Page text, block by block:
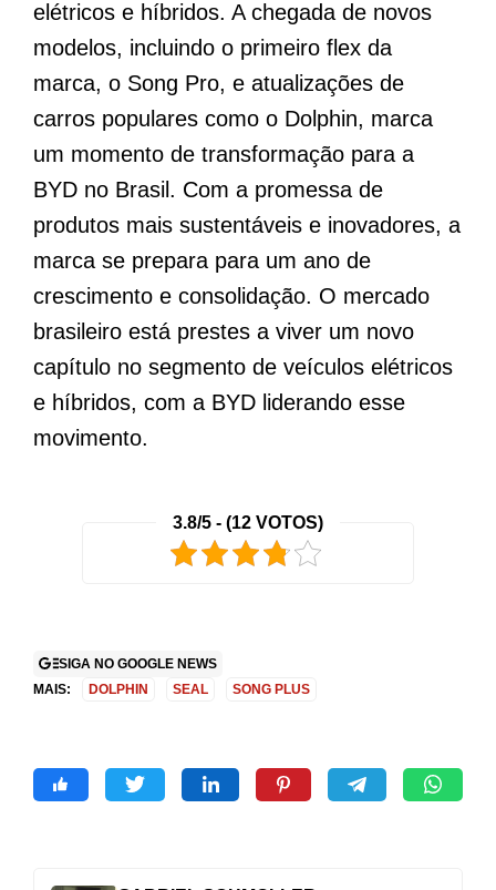
elétricos e híbridos. A chegada de novos
modelos, incluindo o primeiro flex da
marca, o Song Pro, e atualizações de
carros populares como o Dolphin, marca
um momento de transformação para a
BYD no Brasil. Com a promessa de
produtos mais sustentáveis e inovadores, a
marca se prepara para um ano de
crescimento e consolidação. O mercado
brasileiro está prestes a viver um novo
capítulo no segmento de veículos elétricos
e híbridos, com a BYD liderando esse
movimento.
3.8/5 - (12 VOTOS)
SIGA NO GOOGLE NEWS
MAIS:
DOLPHIN SEAL SONG PLUS